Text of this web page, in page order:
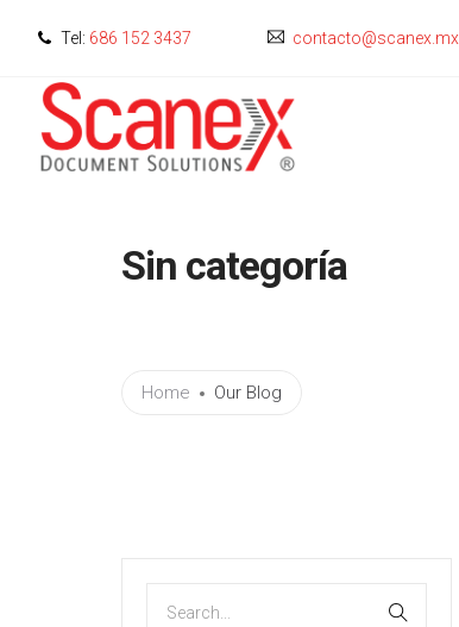
Tel: 686 152 3437 contacto@scanex.mx
Sin categoría
Home Our Blog